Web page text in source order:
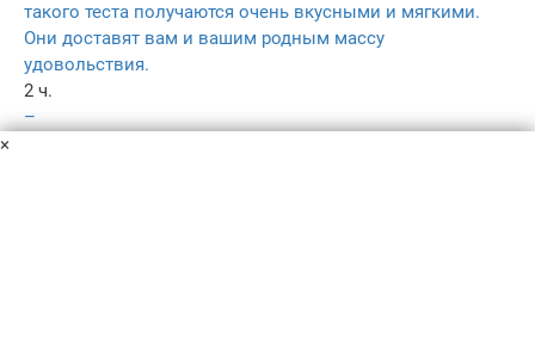
такого теста получаются очень вкусными и мягкими.
Они доставят вам и вашим родным массу
удовольствия.
2 ч.
–
×